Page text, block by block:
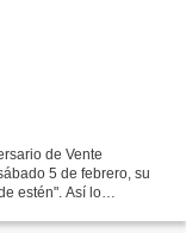
de Vente
5 de febrero, su
estén". Así lo